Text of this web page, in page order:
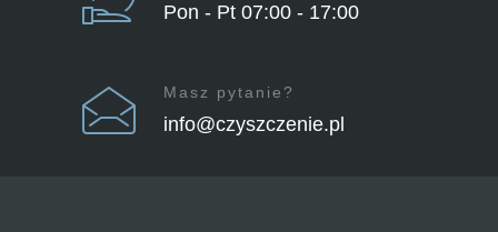
Pon - Pt 07:00 - 17:00
Masz pytanie?
info@czyszczenie.pl